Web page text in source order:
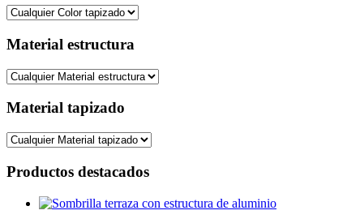
Material estructura
Material tapizado
Productos destacados